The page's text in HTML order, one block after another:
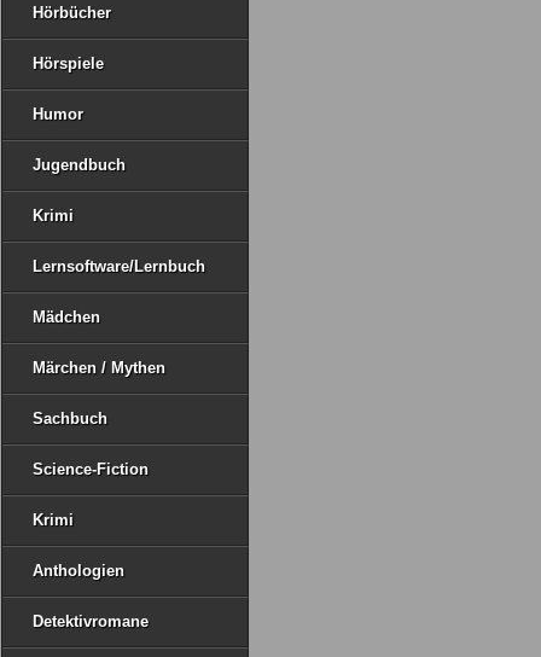
Hörbücher
Hörspiele
Humor
Jugendbuch
Krimi
Lernsoftware/Lernbuch
Mädchen
Märchen / Mythen
Sachbuch
Science-Fiction
Krimi
Anthologien
Detektivromane